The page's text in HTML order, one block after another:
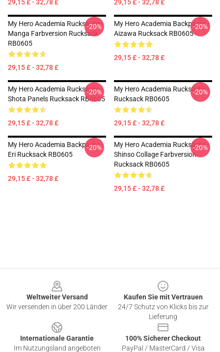
29,15 £ - 32,78 £ 29,15 £ - 32,78 £
My Hero Academia Rucksäcke -
Manga Farbversion Rucksack
RB0605
29,15 £ - 32,78 £
-20%
My Hero Academia Backpacks -
Aizawa Rucksack RB0605
29,15 £ - 32,78 £
-20%
My Hero Academia Rucksäcke -
Shota Panels Rucksack RB0605
29,15 £ - 32,78 £
-20%
My Hero Academia Rucksäcke -
Rucksack RB0605
29,15 £ - 32,78 £
-20%
My Hero Academia Backpacks -
Eri Rucksack RB0605
29,15 £ - 32,78 £
-20%
My Hero Academia Rucksäcke -
Shinso Collage Farbversion
Rucksack RB0605
29,15 £ - 32,78 £
-20%
Weltweiter Versand
Wir versenden in über 200 Länder
Kaufen Sie mit Vertrauen
24/7 Schutz von Klicks bis zur
Lieferung
Internationale Garantie
Im Nutzungsland angeboten
100% Sicherer Checkout
PayPal / MasterCard / Visa